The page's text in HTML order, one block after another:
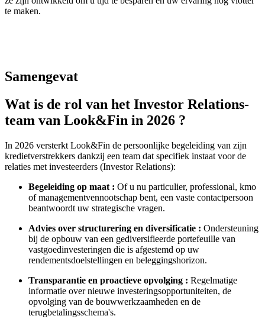
te maken.
Samengevat
Wat is de rol van het Investor Relations-
team van Look&Fin in 2026 ?
In 2026 versterkt Look&Fin de persoonlijke begeleiding van zijn
kredietverstrekkers dankzij een team dat specifiek instaat voor de
relaties met investeerders (Investor Relations):
Begeleiding op maat : Of u nu particulier, professional, kmo
of managementvennootschap bent, een vaste contactpersoon
beantwoordt uw strategische vragen.
Advies over structurering en diversificatie : Ondersteuning
bij de opbouw van een gediversifieerde portefeuille van
vastgoedinvesteringen die is afgestemd op uw
rendementsdoelstellingen en beleggingshorizon.
Transparantie en proactieve opvolging : Regelmatige
informatie over nieuwe investeringsopportuniteiten, de
opvolging van de bouwwerkzaamheden en de
terugbetalingsschema's.